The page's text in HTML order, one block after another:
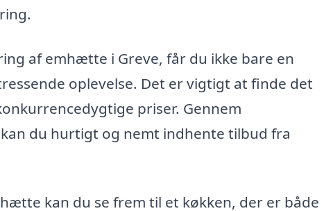
af emhætte i Greve, får du ikke bare en
oplevelse. Det er vigtigt at finde det
priser. Gennem
du hurtigt og nemt indhente tilbud fra
kan du se frem til et køkken, der er både